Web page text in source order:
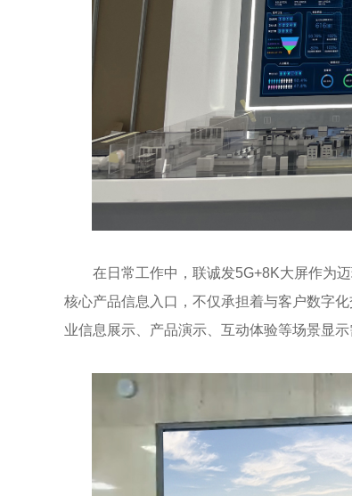
在日常工作中，联诚发5G+8K大屏作为迈
核心产品信息入口，不仅承担着与客户数字
业信息展示、产品演示、互动体验等场景显